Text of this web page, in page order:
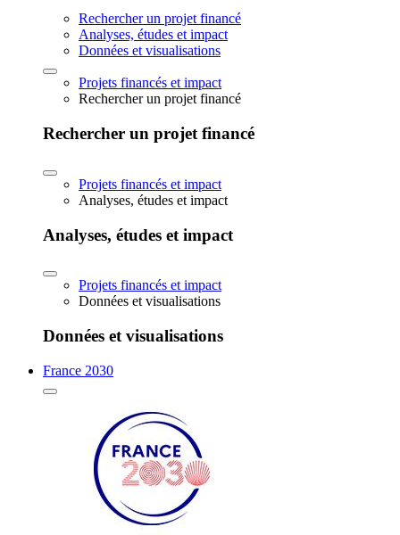
Rechercher un projet financé
Analyses, études et impact
Données et visualisations
Projets financés et impact
Rechercher un projet financé
Rechercher un projet financé
Projets financés et impact
Analyses, études et impact
Analyses, études et impact
Projets financés et impact
Données et visualisations
Données et visualisations
France 2030